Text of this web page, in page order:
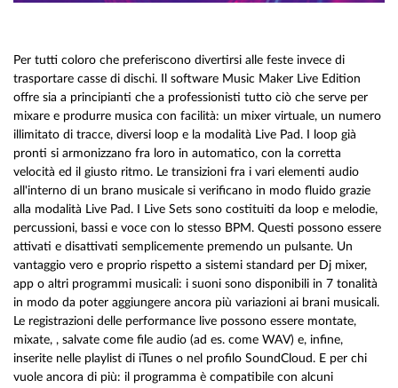
Per tutti coloro che preferiscono divertirsi alle feste invece di
trasportare casse di dischi. Il software Music Maker Live Edition
offre sia a principianti che a professionisti tutto ciò che serve per
mixare e produrre musica con facilità: un mixer virtuale, un numero
illimitato di tracce, diversi loop e la modalità Live Pad. I loop già
pronti si armonizzano fra loro in automatico, con la corretta
velocità ed il giusto ritmo. Le transizioni fra i vari elementi audio
all'interno di un brano musicale si verificano in modo fluido grazie
alla modalità Live Pad. I Live Sets sono costituiti da loop e melodie,
percussioni, bassi e voce con lo stesso BPM. Questi possono essere
attivati e disattivati semplicemente premendo un pulsante. Un
vantaggio vero e proprio rispetto a sistemi standard per Dj mixer,
app o altri programmi musicali: i suoni sono disponibili in 7 tonalità
in modo da poter aggiungere ancora più variazioni ai brani musicali.
Le registrazioni delle performance live possono essere montate,
mixate, , salvate come file audio (ad es. come WAV) e, infine,
inserite nelle playlist di iTunes o nel profilo SoundCloud. E per chi
vuole ancora di più: il programma è compatibile con alcuni